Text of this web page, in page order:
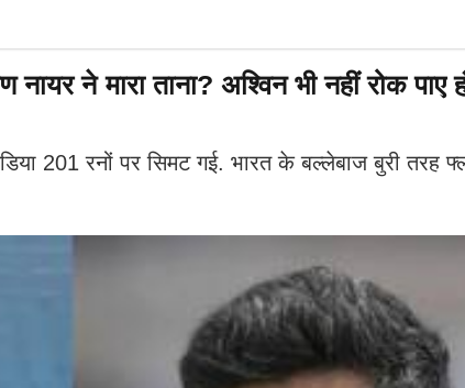
ने मारा ताना? अश्विन भी नहीं रोक पाए
201 रनों पर सिमट गई. भारत के बल्लेबाज बुरी तरह